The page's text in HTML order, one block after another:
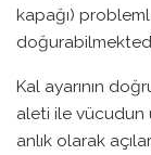
kapağı)
Kal ayarının
aleti ile vücudun
anlık olarak